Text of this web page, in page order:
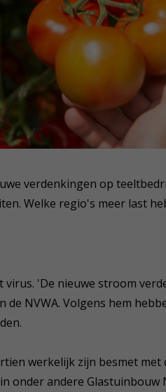
verdenkingen op
Welke regio's meer last
'De nieuwe stroom
NVWA. Volgens hem
werkelijk zijn besmet met
onder andere Glastuinbouw